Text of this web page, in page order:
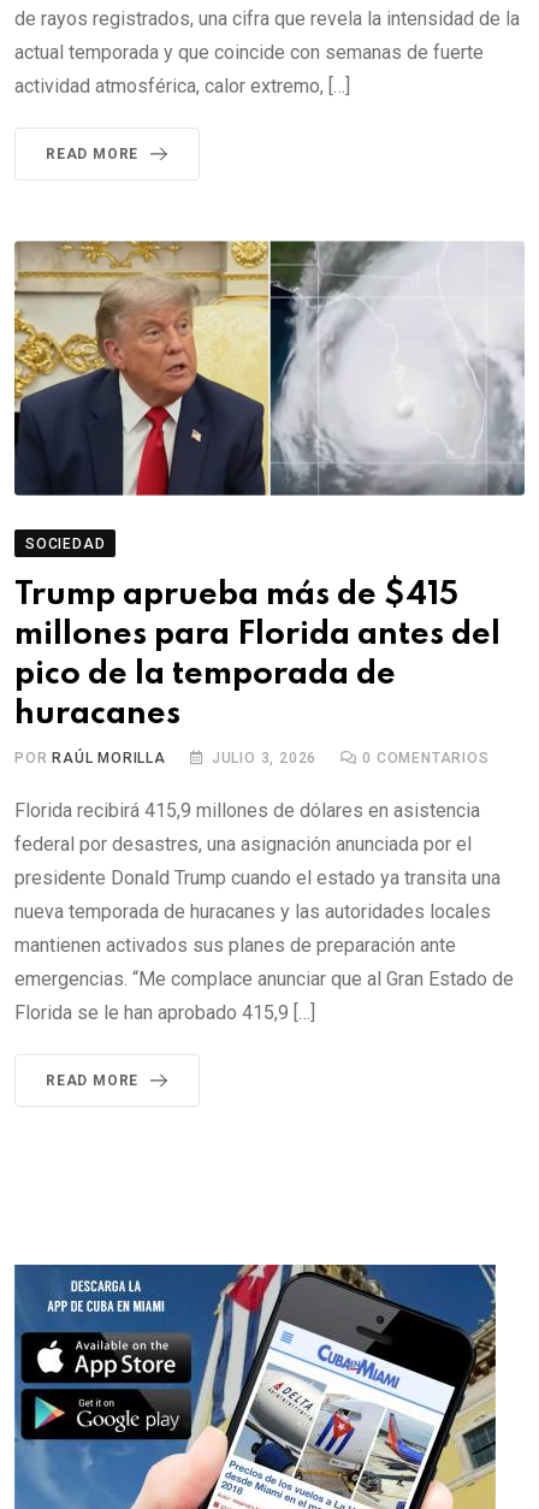
de rayos registrados, una cifra que revela la intensidad de la
actual temporada y que coincide con semanas de fuerte
actividad atmosférica, calor extremo, […]
READ MORE
SOCIEDAD
Trump aprueba más de $415
millones para Florida antes del
pico de la temporada de
huracanes
POR RAÚL MORILLA JULIO 3, 2026 0 COMENTARIOS
Florida recibirá 415,9 millones de dólares en asistencia
federal por desastres, una asignación anunciada por el
presidente Donald Trump cuando el estado ya transita una
nueva temporada de huracanes y las autoridades locales
mantienen activados sus planes de preparación ante
emergencias. “Me complace anunciar que al Gran Estado de
Florida se le han aprobado 415,9 […]
READ MORE